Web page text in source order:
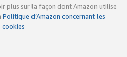
plus sur la façon dont Amazon utilise
Politique d’Amazon concernant les
cookies